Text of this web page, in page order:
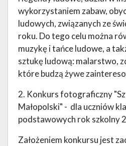
wykorzystaniem zabaw,
ludowych, związanych ze
roku. Do tego celu można
muzykę i tańce ludowe, a
sztukę ludową: malarstwo,
które budzą żywe
2. Konkurs fotograficzny
Małopolski" - dla uczniów
podstawowych rok szkolny
Założeniem konkursu jest